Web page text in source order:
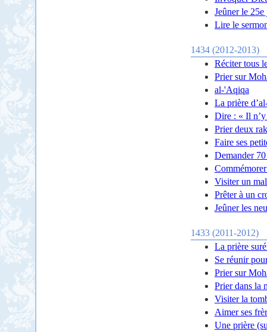
Jeûner le
Lire le
1434 (2012-2013)
Réciter tous
Prier sur
al-'Aqiqa
La prière
Dire : « Il n’y
Prier deux
Faire ses
Demander
Visiter un
Prêter à un
Jeûner les
1433 (2011-2012)
La prière
Se réunir
Prier sur
Prier dans la
Visiter la
Aimer ses
Une prière